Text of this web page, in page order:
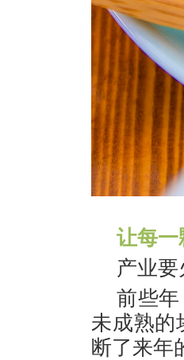
让每一
产业
前些
未成熟的
断了来年